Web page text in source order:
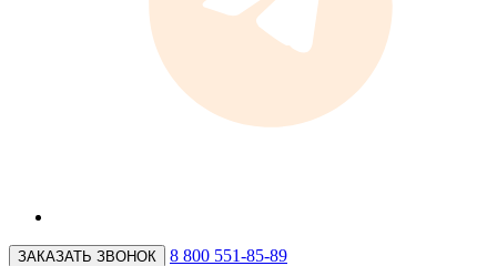
ЗАКАЗАТЬ ЗВОНОК
8 800 551-85-89